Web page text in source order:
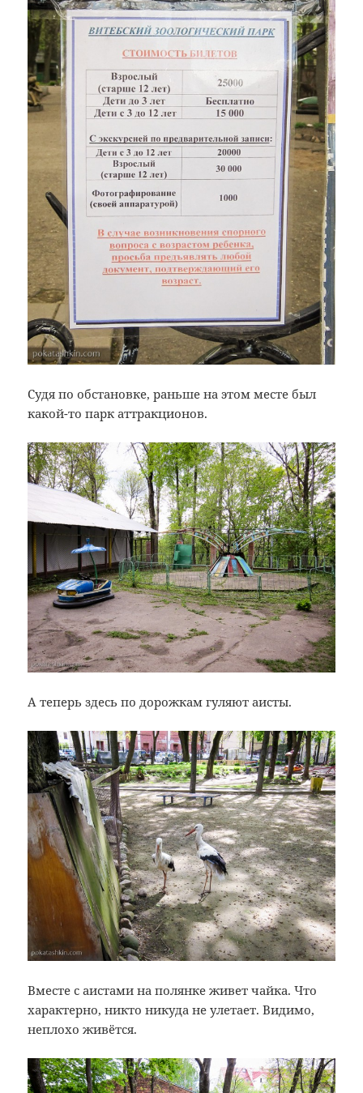
Судя по обстановке, раньше на этом месте был
какой-то парк аттракционов.
А теперь здесь по дорожкам гуляют аисты.
Вместе с аистами на полянке живет чайка. Что
характерно, никто никуда не улетает. Видимо,
неплохо живётся.